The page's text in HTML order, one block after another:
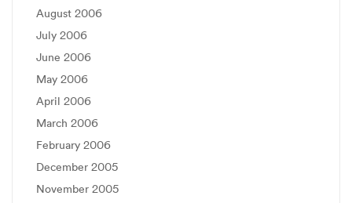
August 2006
July 2006
June 2006
May 2006
April 2006
March 2006
February 2006
December 2005
November 2005